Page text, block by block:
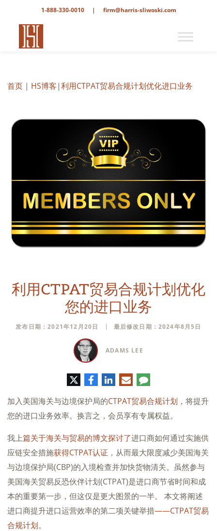
1-888-330-0010 | firm@harris-sliwoski.com
首页 | HS博客|利用CTPAT贸易合规计划优化进口业务
利用CTPAT贸易合规计划优化
您的进口业务
发布日期：2021年12月20日 最后修改日期：2024年8月5日
ADAMS LEE
特
脸
书
领
英
电
子
件
评
论
加入美国海关与边境保护局的CTPAT贸易合规计划， 将提升
您的进口业务效率。换言之，会员享有专属权益。
我上篇关于海关与贸易的博文探讨了进口商如何通过实施供
应链安全措施获得CTPAT认证 ，从而最大限度减少美国海关
与边境保护局(CBP)的入境检查并加快货物清关。虽然参与
美国海关贸易反恐伙伴计划(CTPAT)是进口商节省时间和成
本的重要第一步，但这仅是更大图景的一半。 本文将阐述
进口商提升进口运营效率的第二项关键举措——CTPAT贸易
合规计划。